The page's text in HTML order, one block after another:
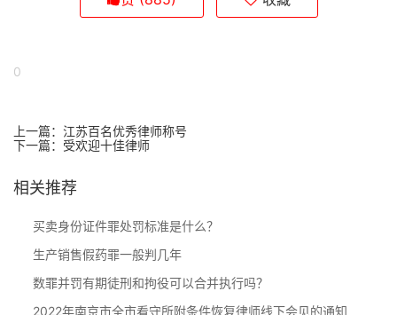
0
上一篇： 江苏百名优秀律师称号
下一篇： 受欢迎十佳律师
相关推荐
买卖身份证件罪处罚标准是什么？
生产销售假药罪一般判几年
数罪并罚有期徒刑和拘役可以合并执行吗？
2022年南京市全市看守所附条件恢复律师线下会见的通知